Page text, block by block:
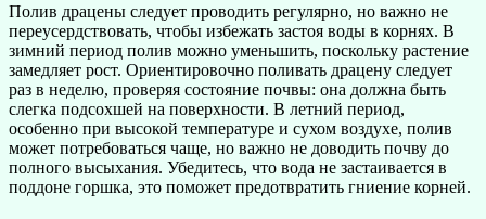
Полив драцены следует проводить регулярно, но важно не
переусердствовать, чтобы избежать застоя воды в корнях. В
зимний период полив можно уменьшить, поскольку растение
замедляет рост. Ориентировочно поливать драцену следует
раз в неделю, проверяя состояние почвы: она должна быть
слегка подсохшей на поверхности. В летний период,
особенно при высокой температуре и сухом воздухе, полив
может потребоваться чаще, но важно не доводить почву до
полного высыхания. Убедитесь, что вода не застаивается в
поддоне горшка, это поможет предотвратить гниение корней.